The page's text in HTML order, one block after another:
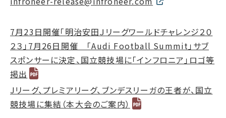
7月23日開催「明治安田Ｊリーグワールドチャレンジ２０
２３」7月26日開催 「Audi Football Summit」サブ
スポンサーに決定、国立競技場に「インフロニア」ロゴ等
掲出
Jリーグ、プレミアリーグ、ブンデスリーガの王者が、国立
競技場に集結（本大会のご案内）